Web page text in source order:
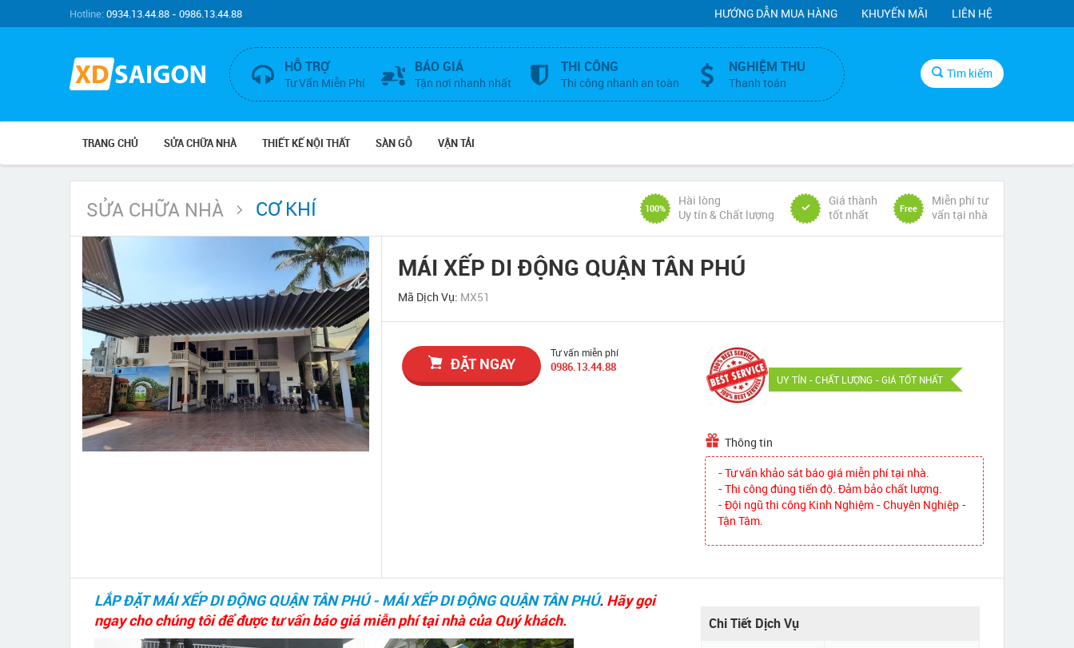
Hotline:0934.13.44.88 - 0986.13.44.88 HƯỚNG DẪN MUA HÀNG KHUYẾN MÃI LIÊN HỆ
HỖ TRỢ
Tư Vấn Miễn Phí
BÁO GIÁ
Tận nơi nhanh nhất
THI CÔNG
Thi công nhanh an toàn
NGHIỆM THU
Thanh toán
Tìm kiếm
TRANG CHỦ SỬA CHỮA NHÀ THIẾT KẾ NỘI THẤT SÀN GỖ VẬN TẢI
SỬA CHỮA NHÀ CƠ KHÍ 100%
Hài lòng
Uy tín & Chất lượng
Giá thành
tốt nhất
Free
Miễn phí tư
vấn tại nhà
MÁI XẾP DI ĐỘNG QUẬN TÂN PHÚ
Mã Dịch Vụ: MX51
ĐẶT NGAY
Tư vấn miễn phí
0986.13.44.88
UY TÍN - CHẤT LƯỢNG - GIÁ TỐT NHẤT
Thông tin
- Tư vấn khảo sát báo giá miễn phí tại nhà.
- Thi công đúng tiến độ. Đảm bảo chất lượng.
- Đội ngũ thi công Kinh Nghiệm - Chuyên Nghiệp -
Tận Tâm.
LẮP ĐẶT MÁI XẾP DI ĐỘNG QUẬN TÂN PHÚ - MÁI XẾP DI ĐỘNG QUẬN TÂN PHÚ. Hãy gọi
ngay cho chúng tôi để được tư vấn báo giá miễn phí tại nhà của Quý khách.
Chi Tiết Dịch Vụ